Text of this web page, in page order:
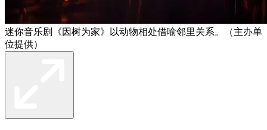
迷你音乐剧《因树为家》以动物相处借喻邻里关系。（主办单
位提供）